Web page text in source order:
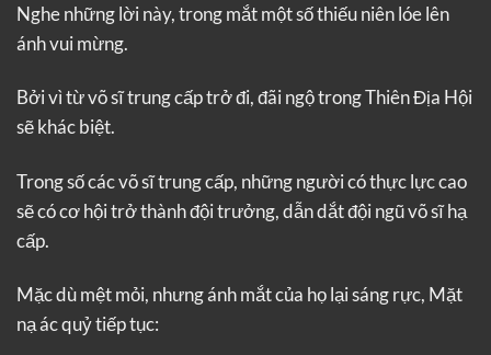
Nghe những lời này, trong mắt một số thiếu niên lóe lên
ánh vui mừng.
Bởi vì từ võ sĩ trung cấp trở đi, đãi ngộ trong Thiên Địa Hội
sẽ khác biệt.
Trong số các võ sĩ trung cấp, những người có thực lực cao
sẽ có cơ hội trở thành đội trưởng, dẫn dắt đội ngũ võ sĩ hạ
cấp.
Mặc dù mệt mỏi, nhưng ánh mắt của họ lại sáng rực, Mặt
nạ ác quỷ tiếp tục: